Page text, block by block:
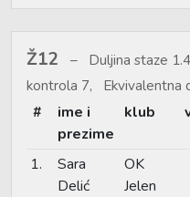
Ž12
Duljina staze
kontrola 7, Ekvivalentna
#
ime i
prezime
klub
1.
Sara
Delić
OK
Jelen